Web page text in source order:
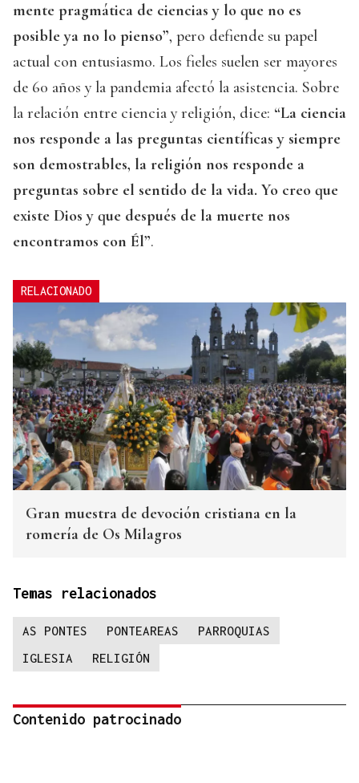
mente pragmática de ciencias y lo que no es
posible ya no lo pienso”, pero defiende su papel
actual con entusiasmo. Los fieles suelen ser mayores
de 60 años y la pandemia afectó la asistencia. Sobre
la relación entre ciencia y religión, dice: “La ciencia
nos responde a las preguntas científicas y siempre
son demostrables, la religión nos responde a
preguntas sobre el sentido de la vida. Yo creo que
existe Dios y que después de la muerte nos
encontramos con Él”.
RELACIONADO
Gran muestra de devoción cristiana en la
romería de Os Milagros
Temas relacionados
AS PONTES PONTEAREAS
PARROQUIAS
IGLESIA
RELIGIÓN
Contenido patrocinado